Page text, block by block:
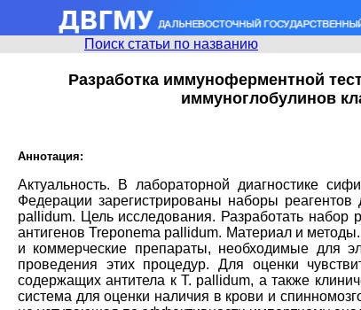
Поиск статьи по названию
Разработка иммуноферментной
иммуноглобулинов
Аннотация:
Актуальность. В лабораторной диагностике
Федерации зарегистрированы наборы
pallidum. Цель исследования. Разработать набор
антигенов Treponema pallidum. Материал и
и коммерческие препараты, необходимые для
проведения этих процедур. Для оценки
содержащих антитела к Т. pallidum, а также
система для оценки наличия в крови и